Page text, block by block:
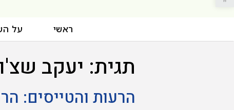
ראשי על
תגית: יעקב
הרעות והטייסים: